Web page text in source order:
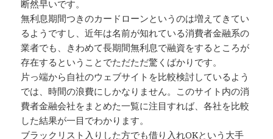
断然早いです。
無利息期間つきのカードローンというのは増えてきてい
るようですし、近年は名前が知れている消費者金融系の
業者でも、きわめて長期間無利息で融資をするところが
存在するということでただただ驚くばかりです。
片っ端から自社のウェブサイトを比較検討しているよう
では、時間の浪費にしかなりません。このサイト内の消
費者金融会社をまとめた一覧に注目すれば、各社を比較
した結果が一目でわかります。
ブラックリスト入りした方でも借り入れOKという大手